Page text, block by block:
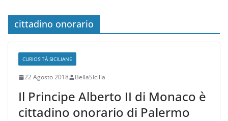
cittadino onorario
CURIOSITÀ SICILIANE
22 Agosto 2018 BellaSicilia
Il Principe Alberto II di Monaco è
cittadino onorario di Palermo